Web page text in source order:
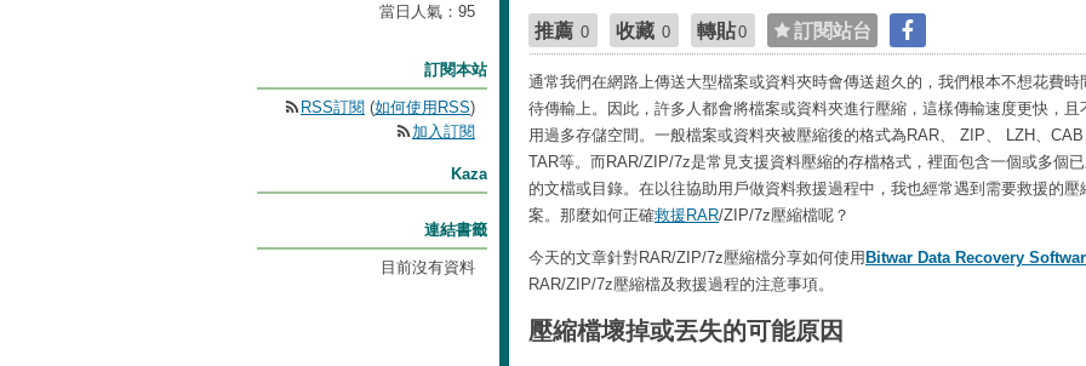
推薦 0 收藏 0 轉貼0 訂閱站台
通常我們在網路上傳送大型檔案或資料夾時會傳送超久的，我們根本不想花費時
待傳輸上。因此，許多人都會將檔案或資料夾進行壓縮，這樣傳輸速度更快，且
用過多存儲空間。一般檔案或資料夾被壓縮後的格式為RAR、 ZIP、 LZH、CAB
TAR等。而RAR/ZIP/7z是常見支援資料壓縮的存檔格式，裡面包含一個或多個
的文檔或目錄。在以往協助用戶做資料救援過程中，我也經常遇到需要救援的壓
案。那麼如何正確救援RAR/ZIP/7z壓縮檔呢？
今天的文章針對RAR/ZIP/7z壓縮檔分享如何使用 Bitwar Data Recovery
RAR/ZIP/7z壓縮檔及救援過程的注意事項。
壓縮檔壞掉或丟失的可能原因
當日人氣： 95
訂閱本站
RSS訂閱 (如何使用RSS)
加入訂閱
Kaza
連結書籤
目前沒有資料